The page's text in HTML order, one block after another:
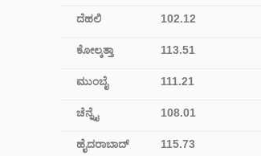
ದೆಹಲಿ 102.12
ಕೋಲ್ಕತ್ತಾ 113.51
ಮುಂಬೈ 111.21
ಚೆನ್ನೈ 108.01
ಹೈದರಾಬಾದ್ 115.73